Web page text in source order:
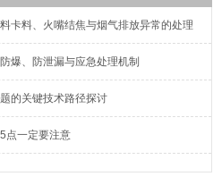
卡料、火嘴结焦与烟气排放异常的处理
爆、防泄漏与应急处理机制
的关键技术路径探讨
点一定要注意